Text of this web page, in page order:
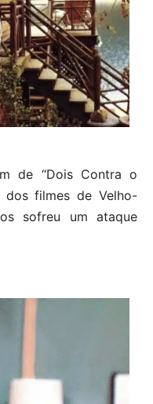
de “Dois Contra o
dos filmes de Velho-
sofreu um ataque